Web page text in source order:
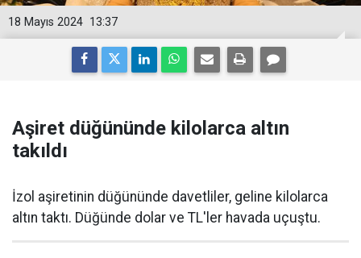
13:37
18 Mayıs 2024
Aşiret düğününde kilolarca altın
takıldı
İzol aşiretinin düğününde davetliler, geline kilolarca
altın taktı. Düğünde dolar ve TL'ler havada uçuştu.